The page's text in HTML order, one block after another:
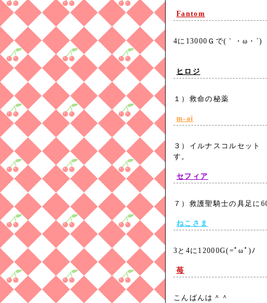
Fantom
4に13000Ｇで(｀・ω・
ヒロジ
１）救命の
m-ai
３）イルナスコルセッ
す。
セフィア
７）救護聖騎士の具足
ねこさま
3と4に12000G(=ﾟωﾟ)ﾉ
苺
こんばんは＾＾